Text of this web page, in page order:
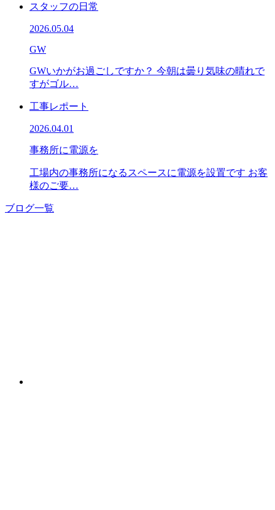
スタッフの日常
2026.05.04
GW
GWいかがお過ごしですか？ 今朝は曇り気味の晴れで
すがゴル…
工事レポート
2026.04.01
事務所に電源を
工場内の事務所になるスペースに電源を設置です お客
様のご要…
ブログ一覧